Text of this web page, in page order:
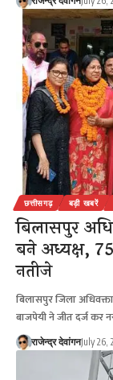
छत्तीसगढ़ बड़ी खबरें
बिलासपुर
बने अध्यक्ष,
नतीजे
बिलासपुर जिला
बाजपेयी ने जीत दर्ज कर
राजेन्द्र देवांगनJuly 26,